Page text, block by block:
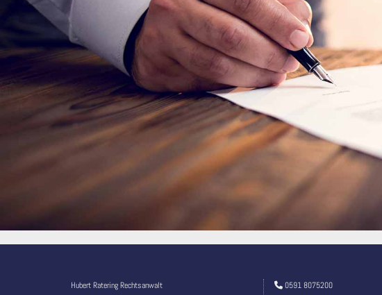
Hubert Ratering Rechtsanwalt  0591 8075200